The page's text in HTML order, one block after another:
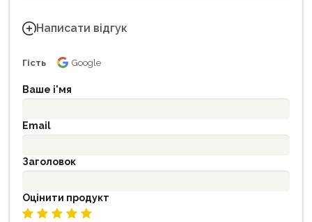
Написати відгук
Гість Google
Ваше і'мя
Email
Заголовок
Оцінити продукт